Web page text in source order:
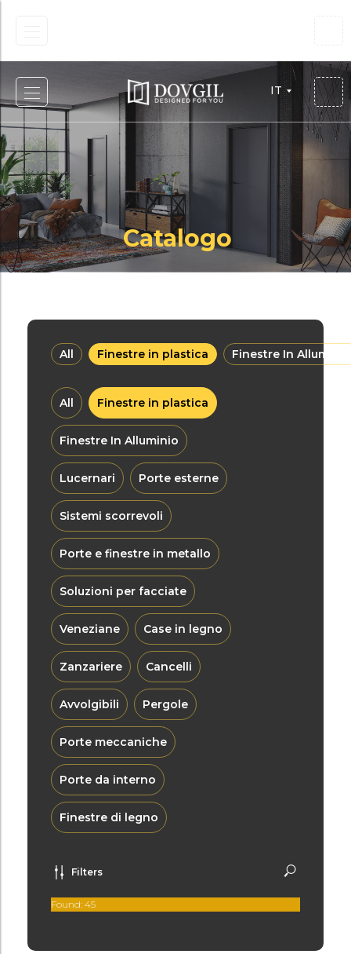
IT
Catalogo
All Finestre in plastica Finestre In Alluminio
All Finestre in plastica
Finestre In Alluminio
Lucernari Porte esterne
Sistemi scorrevoli
Porte e finestre in metallo
Soluzioni per facciate
Veneziane Case in legno
Zanzariere Cancelli
Avvolgibili Pergole
Porte meccaniche
Porte da interno
Finestre di legno
Filters
Found: 45